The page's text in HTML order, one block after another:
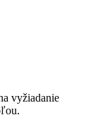
vyžiadanie